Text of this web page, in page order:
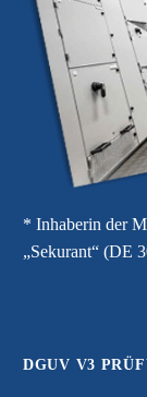
* Inhaberin der
„Sekurant“ (DE
DGUV V3